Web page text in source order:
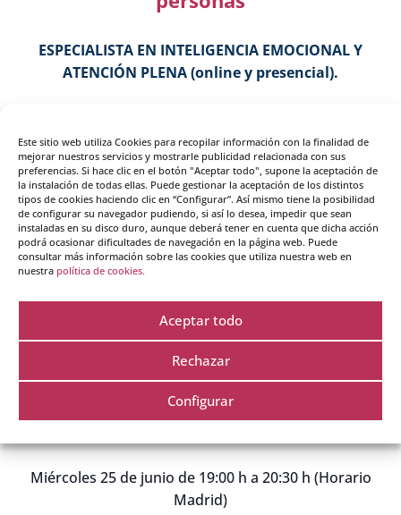
Este sitio web utiliza Cookies para recopilar información con la finalidad de
mejorar nuestros servicios y mostrarle publicidad relacionada con sus
preferencias. Si hace clic en el botón "Aceptar todo", supone la aceptación de
la instalación de todas ellas. Puede gestionar la aceptación de los distintos
tipos de cookies haciendo clic en “Configurar”. Así mismo tiene la posibilidad
de configurar su navegador pudiendo, si así lo desea, impedir que sean
instaladas en su disco duro, aunque deberá tener en cuenta que dicha acción
podrá ocasionar dificultades de navegación en la página web. Puede
consultar más información sobre las cookies que utiliza nuestra web en
nuestra política de cookies.
Aceptar todo
Rechazar
Configurar
ESPECIALISTA EN INTELIGENCIA EMOCIONAL Y
ATENCIÓN PLENA (online y presencial).
créditos CCE.
🔹 Formación vivencial, transformadora, con plazas
limitadas.
🔹 Online: Inicio Septiembre 2025 – Presencial: Inicio
Apúntante rellenando este
formulario
Miércoles 25 de junio de 19:00 h a 20:30 h (Horario
Madrid)